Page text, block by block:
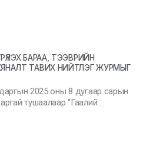
БАРАА, ТЭЭВРИЙН
ТАВИХ НИЙТЛЭГ ЖУРМЫГ
даргын 2025 оны 8 дугаар сарын
тушаалаар “Гаалий …